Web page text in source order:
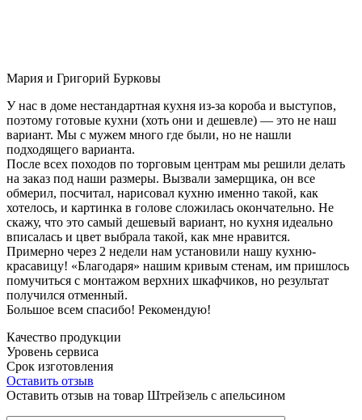
Мария и Григорий Бурковы
У нас в доме нестандартная кухня из-за короба и выступов,
поэтому готовые кухни (хоть они и дешевле) — это не наш
вариант. Мы с мужем много где были, но не нашли
подходящего варианта.
После всех походов по торговым центрам мы решили делать
на заказ под наши размеры. Вызвали замерщика, он все
обмерил, посчитал, нарисовал кухню именно такой, как
хотелось, и картинка в голове сложилась окончательно. Не
скажу, что это самый дешевый вариант, но кухня идеально
вписалась и цвет выбрала такой, как мне нравится.
Примерно через 2 недели нам установили нашу кухню-
красавицу! «Благодаря» нашим кривым стенам, им пришлось
помучиться с монтажом верхних шкафчиков, но результат
получился отменный.
Большое всем спасибо! Рекомендую!
Качество продукции
Уровень сервиса
Срок изготовления
Оставить отзыв
Оставить отзыв на товар Штрейзель с апельсином